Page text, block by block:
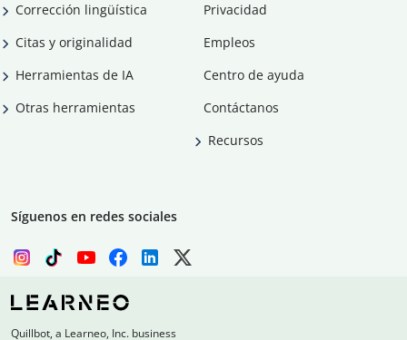
Corrección lingüística
Citas y originalidad
Herramientas de IA
Otras herramientas
Privacidad
Empleos
Centro de ayuda
Contáctanos
Recursos
Síguenos en redes sociales
Quillbot, a Learneo, Inc. business